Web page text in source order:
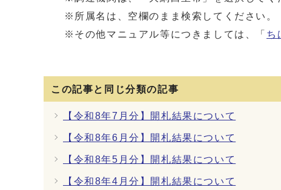
※所属名は、空欄のまま検索してください。
※その他マニュアル等につきましては、「 ち
この記事と同じ分類の記事
【令和8年7月分】開札結果について
【令和8年6月分】開札結果について
【令和8年5月分】開札結果について
【令和8年4月分】開札結果について